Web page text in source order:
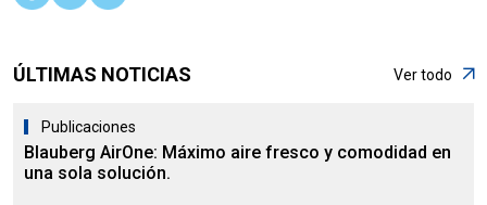
ÚLTIMAS NOTICIAS Ver todo
Publicaciones
Blauberg AirOne: Máximo aire fresco y comodidad en
una sola solución.